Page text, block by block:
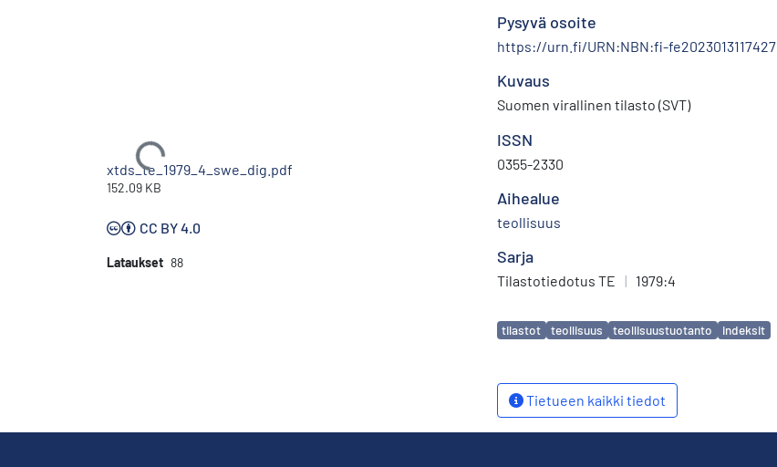
Ladataan...
xtds_te_1979_4_swe_dig.pdf
152.09 KB
CC BY 4.0
Lataukset 88
Pysyvä osoite
https://urn.fi/URN:NBN:fi-fe2023013117427
Kuvaus
Suomen virallinen tilasto (SVT)
ISSN
0355-2330
Aihealue
teollisuus
Sarja
Tilastotiedotus TE | 1979:4
Avainsanat
tilastot teollisuus teollisuustuotanto indeksit
Tietueen kaikki tiedot